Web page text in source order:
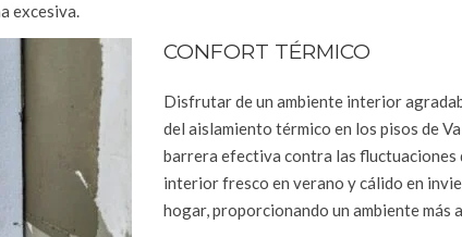
excesiva.
CONFORT TÉRMICO
Disfrutar de un ambiente interior
del aislamiento térmico en los pisos de
barrera efectiva contra las fluctuaciones
interior fresco en verano y cálido en
hogar, proporcionando un ambiente